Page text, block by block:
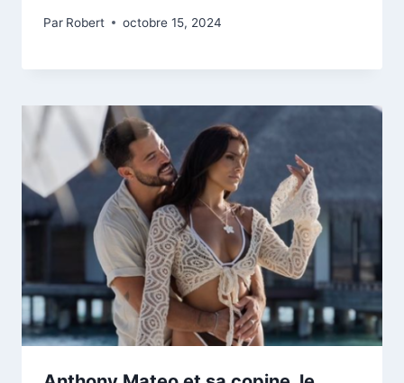
Par Robert octobre 15, 2024